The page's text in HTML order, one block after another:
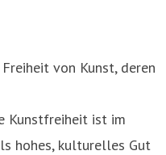
von Kunst, deren
Kunstfreiheit ist im
hohes, kulturelles Gut